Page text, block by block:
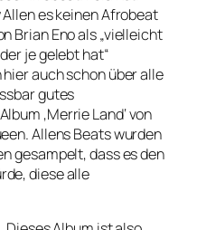
Allen es keinen Afrobeat
Brian Eno als „vielleicht
je gelebt hat“
auch schon über alle
gutes
‚Merrie Land‘ von
Allens Beats wurden
gesampelt, dass es den
diese alle